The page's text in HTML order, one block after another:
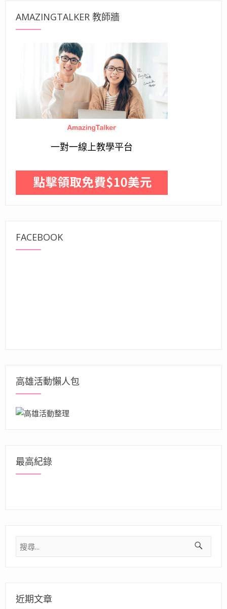
AMAZINGTALKER 教師牆
一對一線上教學平台
FACEBOOK
高雄活動懶人包
最高紀錄
搜
尋
近期文章